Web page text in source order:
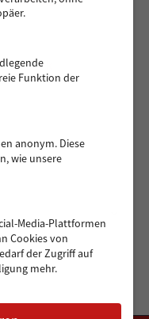
Funktion der
anonym. Diese
wie unsere
Media-Plattformen
Cookies von
der Zugriff auf
mehr.